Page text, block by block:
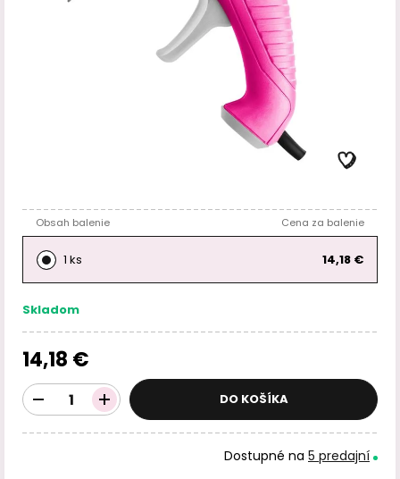
Obsah balenie Cena za balenie
1 ks 14,18 €
Skladom
14,18 €
DO KOŠÍKA
Dostupné na 5 predajní